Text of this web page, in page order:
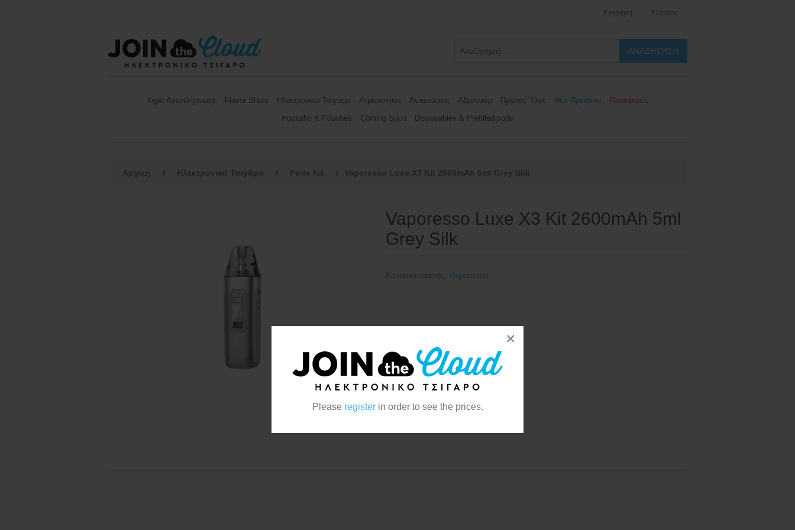
Please registerin order to see the prices.
×
Εγγραφή Είσοδος
Υγρά Αναπλήρωσης Flavor Shots Ηλεκτρονικά Τσιγάρα Ατμοποιητές Αντιστάσεις Αξεσουάρ Πρώτες Ύλες Νέα Προϊόντα
Προσφορές
Hookahs & Pouches
Coming Soon Disposables & Prefilled pods
Αρχική / Ηλεκτρονικά Τσιγάρα / Pods Kit / Vaporesso Luxe X3 Kit 2600mAh 5ml Grey Silk
Vaporesso Luxe X3 Kit 2600mAh 5ml
Grey Silk
Κατασκευαστής: Vaporesso